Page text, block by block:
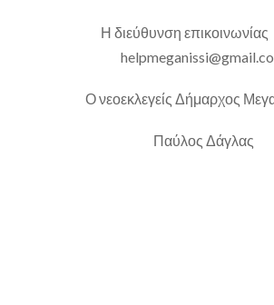
Η διεύθυνση επικοινωνίας
Ο νεοεκλεγείς Δήμαρχος
Παύλος Δάγλας